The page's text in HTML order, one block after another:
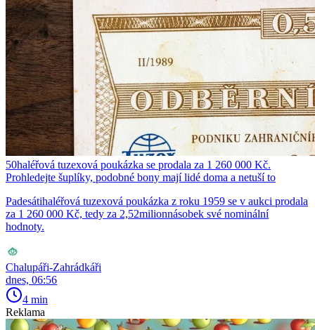
50haléřová tuzexová poukázka se prodala za 1 260 000 Kč.
Prohledejte šuplíky, podobné bony mají lidé doma a netuší to
Padesátihaléřová tuzexová poukázka z roku 1959 se v aukci prodala
za 1 260 000 Kč, tedy za 2,52milionnásobek své nominální
hodnoty.
Chalupáři-Zahrádkáři
dnes, 06:56
4 min
Reklama